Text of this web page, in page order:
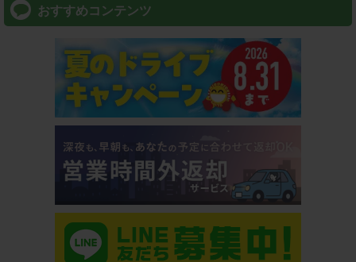
おすすめコンテンツ